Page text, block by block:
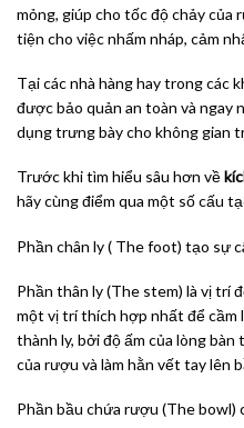
mỏng, giúp cho tốc độ chảy
tiện cho việc nhấm nháp, cảm
Tại các nhà hàng hay trong các
được bảo quản an toàn và ngay
dụng trưng bày cho không gian
Trước khi tìm hiểu sâu hơn về
hãy cùng điểm qua một số cấu
Phần chân ly ( The foot) tạo sự
Phần thân ly (The stem) là vị trí
một vị trí thích hợp nhất để cầm
thành ly, bởi độ ấm của lòng
của rượu và làm hằn vết tay lên
Phần bầu chứa rượu (The bowl)